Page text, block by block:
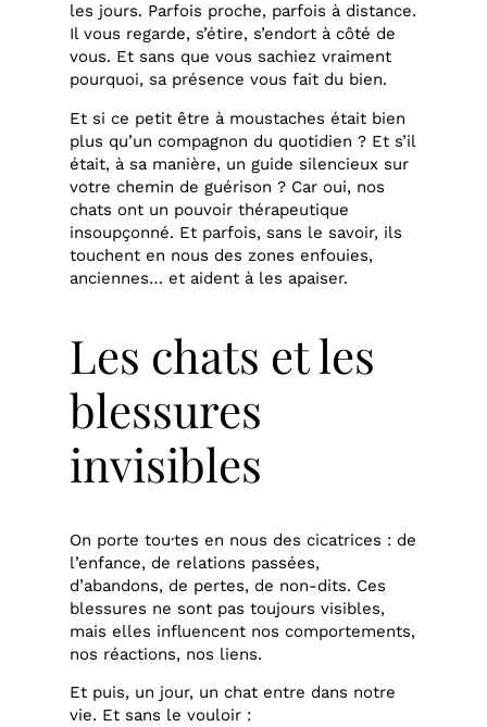
les jours. Parfois proche, parfois à distance.
Il vous regarde, s’étire, s’endort à côté de
vous. Et sans que vous sachiez vraiment
pourquoi, sa présence vous fait du bien.
Et si ce petit être à moustaches était bien
plus qu’un compagnon du quotidien ? Et s’il
était, à sa manière, un guide silencieux sur
votre chemin de guérison ? Car oui, nos
chats ont un pouvoir thérapeutique
insoupçonné. Et parfois, sans le savoir, ils
touchent en nous des zones enfouies,
anciennes… et aident à les apaiser.
Les chats et les
blessures
invisibles
On porte tou·tes en nous des cicatrices : de
l’enfance, de relations passées,
d’abandons, de pertes, de non-dits. Ces
blessures ne sont pas toujours visibles,
mais elles influencent nos comportements,
nos réactions, nos liens.
Et puis, un jour, un chat entre dans notre
vie. Et sans le vouloir :